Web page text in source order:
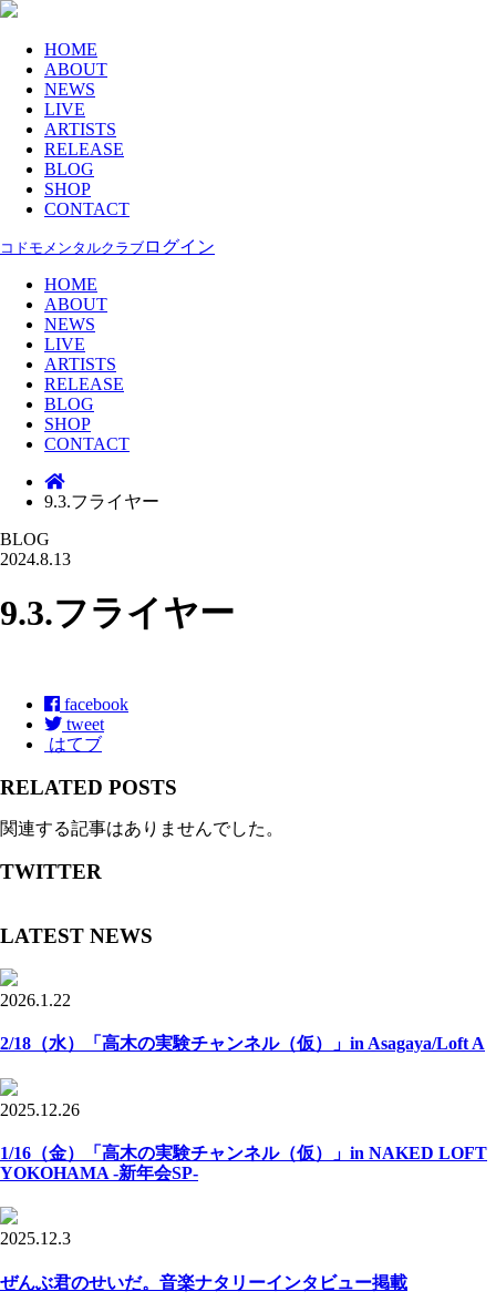
HOME
ABOUT
NEWS
LIVE
ARTISTS
RELEASE
BLOG
SHOP
CONTACT
コドモメンタルクラブ ログイン
HOME
ABOUT
NEWS
LIVE
ARTISTS
RELEASE
BLOG
SHOP
CONTACT
9.3.フライヤー
BLOG
2024.8.13
9.3.フライヤー
facebook
tweet
はてブ
RELATED POSTS
関連する記事はありませんでした。
TWITTER
LATEST NEWS
2026.1.22
2/18（水）「高木の実験チャンネル（仮）」in Asagaya/Loft A
2025.12.26
1/16（金）「高木の実験チャンネル（仮）」in NAKED LOFT
YOKOHAMA -新年会SP-
2025.12.3
ぜんぶ君のせいだ。音楽ナタリーインタビュー掲載